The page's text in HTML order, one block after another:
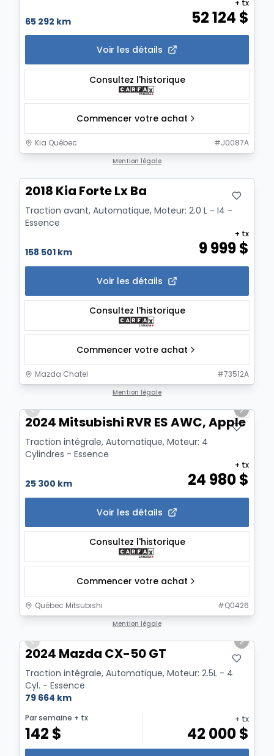
65 292 km 52 124 $
+ tx
Voir les détails
Consultez l'historique
Commencer votre achat
Kia Québec #J0087A
Mention légale
2018 Kia Forte Lx Ba
Traction avant, Automatique, Moteur: 2.0 L - I4 -
Essence
158 501 km 9 999$
+ tx
Voir les détails
Consultez l'historique
Commencer votre achat
Mazda Chatel #73512A
Mention légale
Previous slide
Next
2024 Mitsubishi RVR ES AWC, Apple
Traction intégrale, Automatique, Moteur: 4
Cylindres - Essence
25 300 km 24 980$
+ tx
Voir les détails
Consultez l'historique
Commencer votre achat
Québec Mitsubishi #Q0426
Mention légale
Previous slide
Next
2024 Mazda CX-50 GT
Traction intégrale, Automatique, Moteur: 2.5L - 4
Cyl. - Essence
79 664 km
Par semaine + tx
142 $
+ tx
42 000$